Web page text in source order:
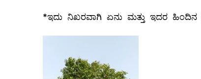
*ಇದು ನಿಖರವಾಗಿ ಏನು ಮತ್ತು ಇದರ ಹಿಂದಿನ